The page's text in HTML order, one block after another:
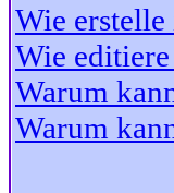
Wie
Wie
Warum
Warum